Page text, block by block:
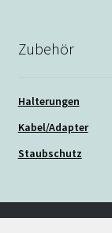
Zubehör
Halterungen
Kabel/Adapter
Staubschutz